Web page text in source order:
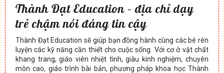
Thành Đạt Education – địa chỉ dạy
trẻ chậm nói đáng tin cậy
Thành Đạt Education sẽ giúp bạn đồng hành cùng các bé rèn
luyện các kỹ năng cần thiết cho cuộc sống. Với cơ ở vật chất
khang trang, giáo viên nhiệt tình, giàu kinh nghiệm, chuyên
môn cao, giáo trình bài bản, phương pháp khoa học Thành